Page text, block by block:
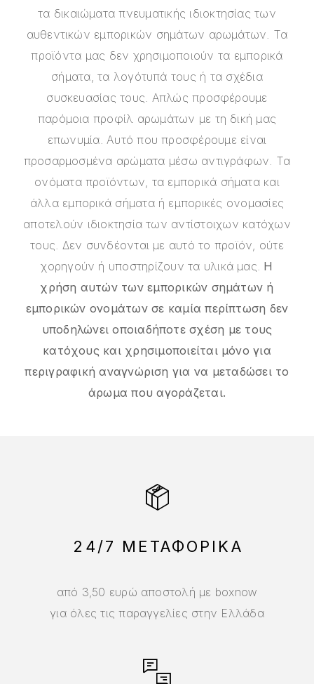
τα δικαιώματα πνευματικής ιδιοκτησίας των
αυθεντικών εμπορικών σημάτων αρωμάτων. Τα
προϊόντα μας δεν χρησιμοποιούν τα εμπορικά
σήματα, τα λογότυπά τους ή τα σχέδια
συσκευασίας τους. Απλώς προσφέρουμε
παρόμοια προφίλ αρωμάτων με τη δική μας
επωνυμία. Αυτό που προσφέρουμε είναι
προσαρμοσμένα αρώματα μέσω αντιγράφων. Τα
ονόματα προϊόντων, τα εμπορικά σήματα και
άλλα εμπορικά σήματα ή εμπορικές ονομασίες
αποτελούν ιδιοκτησία των αντίστοιχων κατόχων
τους. Δεν συνδέονται με αυτό το προϊόν, ούτε
χορηγούν ή υποστηρίζουν τα υλικά μας. Η
χρήση αυτών των εμπορικών σημάτων ή
εμπορικών ονομάτων σε καμία περίπτωση δεν
υποδηλώνει οποιαδήποτε σχέση με τους
κατόχους και χρησιμοποιείται μόνο για
περιγραφική αναγνώριση για να μεταδώσει το
άρωμα που αγοράζεται.
24/7 ΜΕΤΑΦΟΡΙΚΑ
από 3,50 ευρώ αποστολή με boxnow
για όλες τις παραγγελίες στην Ελλάδα